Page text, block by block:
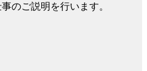
のご説明を行います。